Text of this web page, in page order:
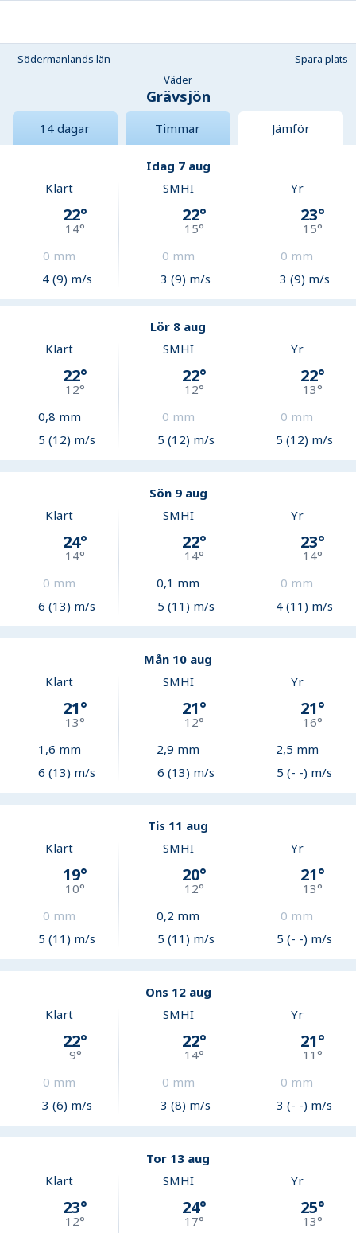
Södermanlands län
Spara plats
Väder
Grävsjön
14 dagar Timmar Jämför
Idag 7 aug
Klart
22°
14°
0 mm
4 (9) m/s
SMHI
22°
15°
0 mm
3 (9) m/s
Yr
23°
15°
0 mm
3 (9) m/s
Lör 8 aug
Klart
22°
12°
0,8 mm
5 (12) m/s
SMHI
22°
12°
0 mm
5 (12) m/s
Yr
22°
13°
0 mm
5 (12) m/s
Sön 9 aug
Klart
24°
14°
0 mm
6 (13) m/s
SMHI
22°
14°
0,1 mm
5 (11) m/s
Yr
23°
14°
0 mm
4 (11) m/s
Mån 10 aug
Klart
21°
13°
1,6 mm
6 (13) m/s
SMHI
21°
12°
2,9 mm
6 (13) m/s
Yr
21°
16°
2,5 mm
5 (- -) m/s
Tis 11 aug
Klart
19°
10°
0 mm
5 (11) m/s
SMHI
20°
12°
0,2 mm
5 (11) m/s
Yr
21°
13°
0 mm
5 (- -) m/s
Ons 12 aug
Klart
22°
9°
0 mm
3 (6) m/s
SMHI
22°
14°
0 mm
3 (8) m/s
Yr
21°
11°
0 mm
3 (- -) m/s
Tor 13 aug
Klart
23°
12°
SMHI
24°
17°
Yr
25°
13°